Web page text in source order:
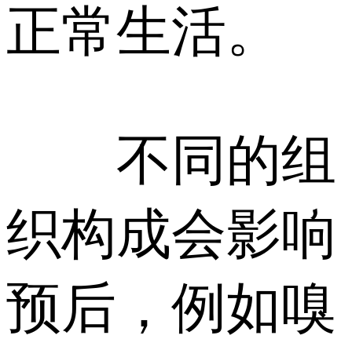
正常生活。
不同的组
织构成会影响
预后，例如嗅